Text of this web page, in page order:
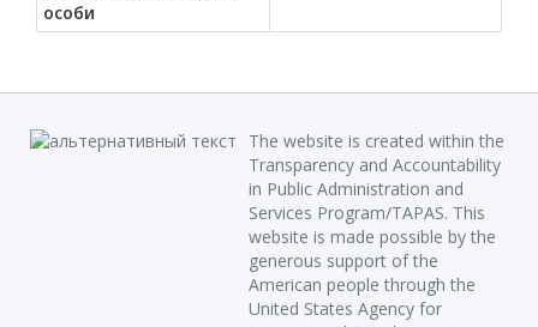
особи
The website is created within the
Transparency and Accountability
in Public Administration and
Services Program/TAPAS. This
website is made possible by the
generous support of the
American people through the
United States Agency for